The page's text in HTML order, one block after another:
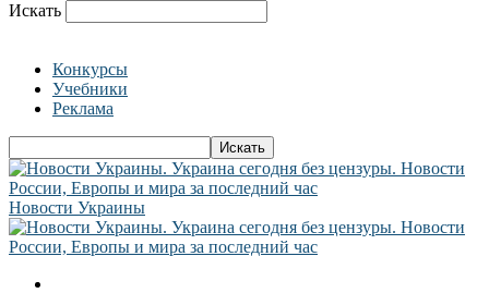
Искать
Конкурсы
Учебники
Реклама
Новости Украины